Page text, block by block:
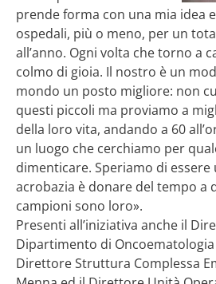
prende forma con una mia idea
ospedali, più o meno, per un
all’anno. Ogni volta che torno a
colmo di gioia. Il nostro è un
mondo un posto migliore: non
questi piccoli ma proviamo a
della loro vita, andando a 60
un luogo che cerchiamo per
dimenticare. Speriamo di essere
acrobazia è donare del tempo a
campioni sono loro».
Presenti all’iniziativa anche il
Dipartimento di
Direttore Struttura Complessa